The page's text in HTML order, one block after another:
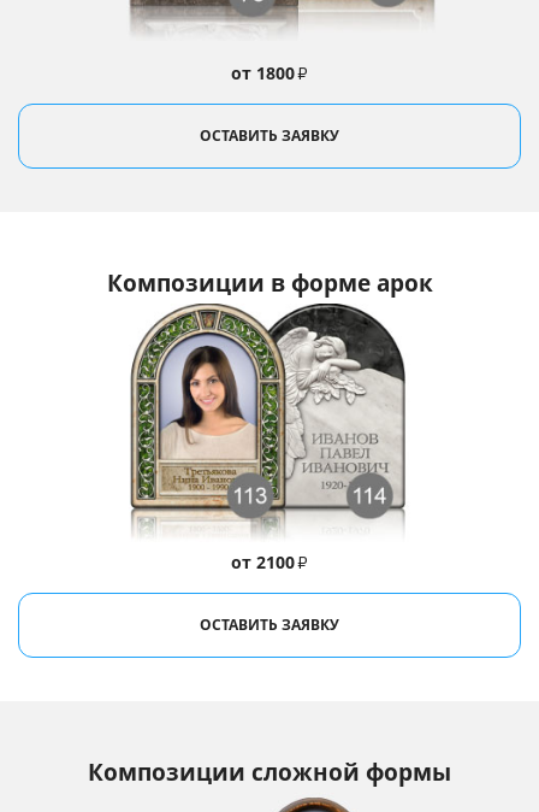
от 1800₽
ОСТАВИТЬ ЗАЯВКУ
Композиции в форме арок
от 2100₽
ОСТАВИТЬ ЗАЯВКУ
Композиции сложной формы